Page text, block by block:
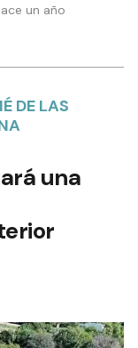
un año
DE LAS
una